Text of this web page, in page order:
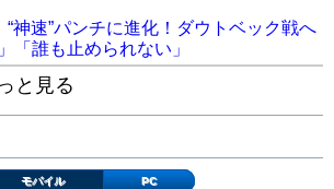
“神速”パンチに進化！ダウトベック戦へ
「誰も止められない」
と見る
モバイル PC